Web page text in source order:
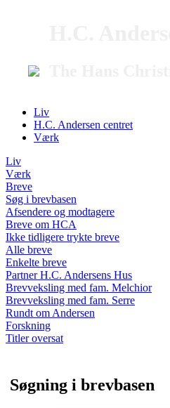
Liv
H.C. Andersen centret
Værk
Liv
Værk
Breve
Søg i brevbasen
Afsendere og modtagere
Breve om HCA
Ikke tidligere trykte breve
Alle breve
Enkelte breve
Partner H.C. Andersens Hus
Brevveksling med fam. Melchior
Brevveksling med fam. Serre
Rundt om Andersen
Forskning
Titler oversat
Søgning i brevbasen